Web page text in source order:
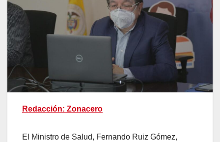
Redacción: Zonacero
El Ministro de Salud, Fernando Ruiz Gómez,